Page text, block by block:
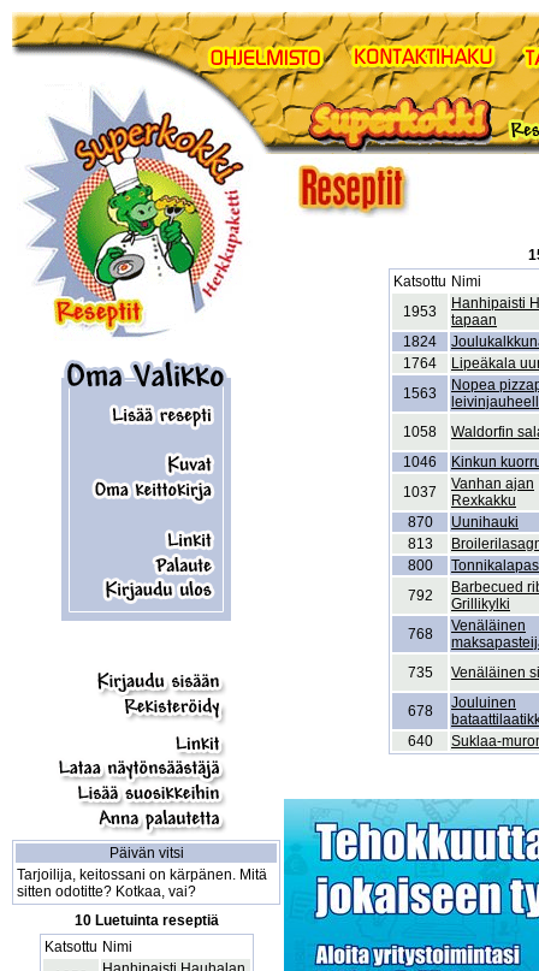
Päivän vitsi
Tarjoilija, keitossani on kärpänen. Mitä
sitten odotitte? Kotkaa, vai?
10 Luetuinta reseptiä
Katsottu Nimi
Katsottu Nimi
1953
Hanhipaisti
tapaan
1824
1764
Lipeäkala
1563
Nopea
1058
Waldorfin
1046
Kinkun
1037
Vanhan ajan
Rexkakku
870
Uunihauki
813
800
792
Barbecued
Grillikylki
768
Venäläinen
735
Venäläinen
678
Jouluinen
640
Suklaa-